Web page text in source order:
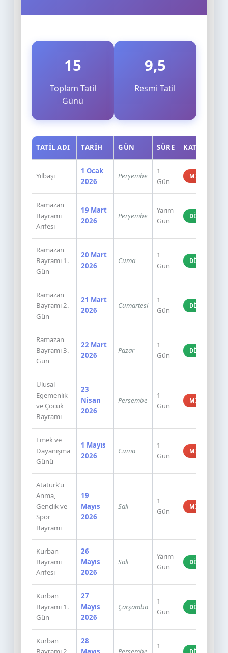
15
Toplam Tatil
Günü
9,5
Resmi Tatil
TATIL ADI TARIH GÜN SÜRE KATEGORI
Yılbaşı
1 Ocak
2026
Perşembe
1
Gün
MILLI
Ramazan
Bayramı
Arifesi
19 Mart
2026
Perşembe
Yarım
Gün
DINI
Ramazan
Bayramı 1.
Gün
20 Mart
2026
Cuma
1
Gün
DINI
Ramazan
Bayramı 2.
Gün
21 Mart
2026
Cumartesi
1
Gün
DINI
Ramazan
Bayramı 3.
Gün
22 Mart
2026
Pazar
1
Gün
DINI
Ulusal
Egemenlik
ve Çocuk
Bayramı
23
Nisan
2026
Perşembe
1
Gün
MILLI
Emek ve
Dayanışma
Günü
1 Mayıs
2026
Cuma
1
Gün
MILLI
Atatürk’ü
Anma,
Gençlik ve
Spor
Bayramı
19
Mayıs
2026
Salı
1
Gün
MILLI
Kurban
Bayramı
Arifesi
26
Mayıs
2026
Salı
Yarım
Gün
DINI
Kurban
Bayramı 1.
Gün
27
Mayıs
2026
Çarşamba
1
Gün
DINI
Kurban
28
1